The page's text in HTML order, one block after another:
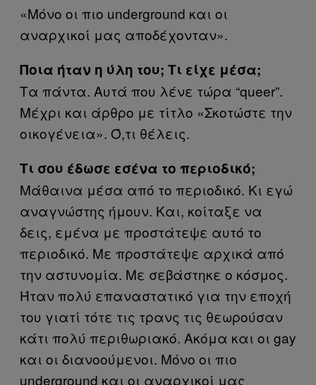
«Μόνο οι πιο underground και οι
αναρχικοί μας αποδέχονταν».
Ποια ήταν η ύλη του; Τι είχε μέσα;
Τα πάντα. Αυτά που λένε τώρα “queer”.
Μέχρι και άρθρο με τίτλο «Σκοτώστε την
οικογένεια». Ό,τι θέλεις.
Τι σου έδωσε εσένα το περιοδικό;
Μάθαινα μέσα από το περιοδικό. Κι εγώ
αναγνώστης ήμουν. Και, κοίταξε να
δεις, εμένα με προστάτεψε αυτό το
περιοδικό. Με προστάτεψε αρχικά από
την αστυνομία. Με σεβάστηκε ο κόσμος.
Ήταν πολύ επαναστατικό για την εποχή
του γιατί τότε τις τρανς τις θεωρούσαν
κάτι πολύ περιθωριακό. Ακόμα και οι gay
και οι διανοούμενοι. Μόνο οι πιο
underground και οι αναρχικοί μας